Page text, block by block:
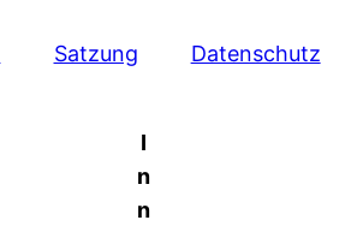
Satzung Datenschutz
I
n
n